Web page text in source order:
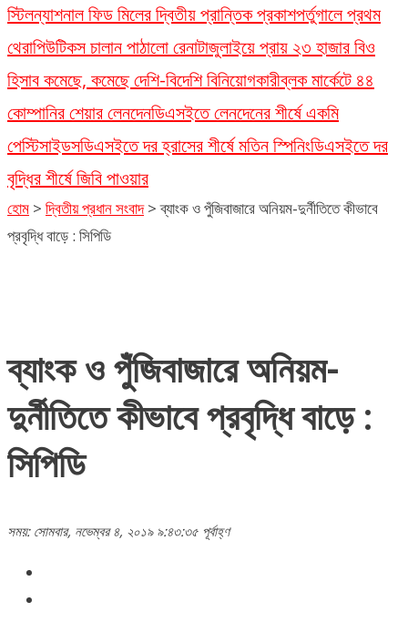
স্টিলন্যাশনাল ফিড মিলের দ্বিতীয় প্রান্তিক প্রকাশপর্তুগালে প্রথম
থেরাপিউটিকস চালান পাঠালো রেনাটাজুলাইয়ে প্রায় ২৩ হাজার বিও
হিসাব কমেছে, কমেছে দেশি-বিদেশি বিনিয়োগকারীব্লক মার্কেটে ৪৪
কোম্পানির শেয়ার লেনদেনডিএসইতে লেনদেনের শীর্ষে একমি
পেস্টিসাইডসডিএসইতে দর হ্রাসের শীর্ষে মতিন স্পিনিংডিএসইতে দর
বৃদ্ধির শীর্ষে জিবি পাওয়ার
হোম > দ্বিতীয় প্রধান সংবাদ > ব্যাংক ও পুঁজিবাজারে অনিয়ম-দুর্নীতিতে কীভাবে
প্রবৃদ্ধি বাড়ে : সিপিডি
ব্যাংক ও পুঁজিবাজারে অনিয়ম-
দুর্নীতিতে কীভাবে প্রবৃদ্ধি বাড়ে :
সিপিডি
সময়: সোমবার, নভেম্বর ৪, ২০১৯ ৯:৪৩:৩৫ পূর্বাহ্ণ